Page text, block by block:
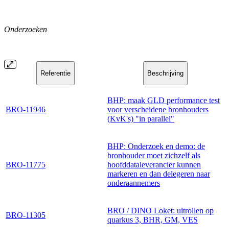
Onderzoeken
Referentie Beschrijving
BRO-11946
BHP: maak GLD performance test
voor verscheidene bronhouders
(KvK's) "in parallel"
BRO-11775
BHP: Onderzoek en demo: de
bronhouder moet zichzelf als
hoofddataleverancier kunnen
markeren en dan delegeren naar
onderaannemers
BRO-11305
BRO / DINO Loket: uitrollen op
quarkus 3, BHR, GM, VES